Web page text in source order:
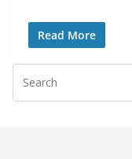
Read More